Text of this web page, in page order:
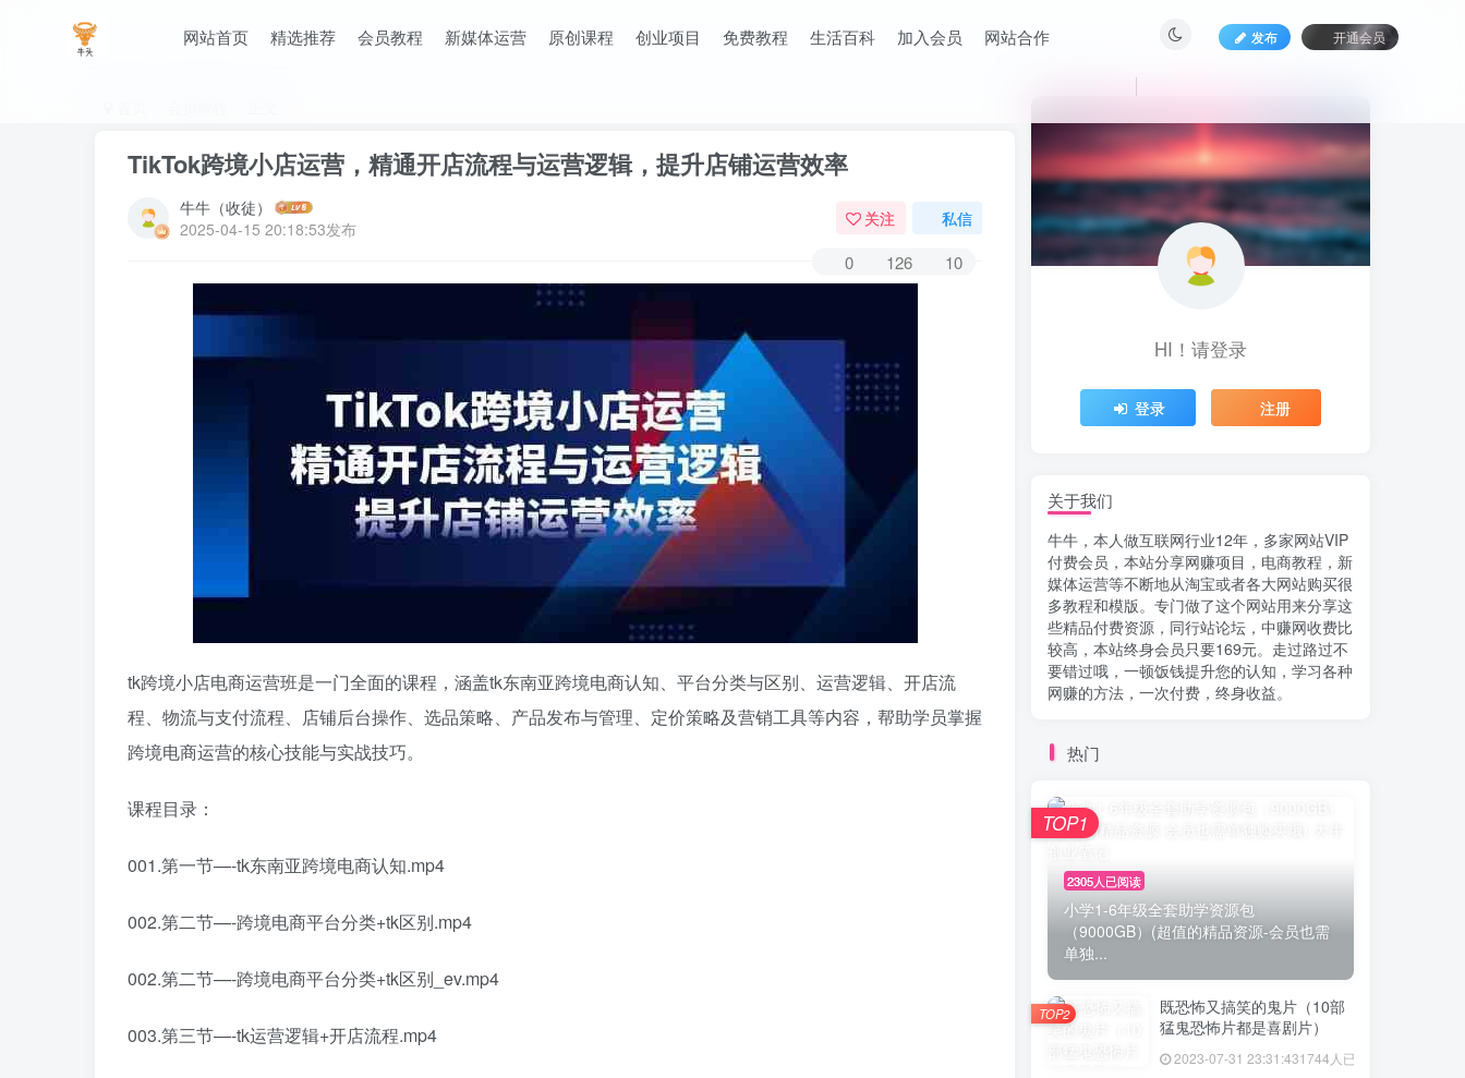
网站首页 精选推荐 会员教程 新媒体运营 原创课程 创业项目 免费教程 生活百科 加入会员 网站合作 发布 开通会员
TikTok跨境小店运营，精通开店流程与运营逻辑，提升店铺运营效率
牛牛（收徒）
2025-04-15 20:18:53发布
关注 私信
0 126 10
tk跨境小店电商运营班是一门全面的课程，涵盖tk东南亚跨境电商认知、平台分类与区别、运营逻辑、开店流
程、物流与支付流程、店铺后台操作、选品策略、产品发布与管理、定价策略及营销工具等内容，帮助学员掌握
跨境电商运营的核心技能与实战技巧。
课程目录：
001.第一节—-tk东南亚跨境电商认知.mp4
002.第二节—-跨境电商平台分类+tk区别.mp4
002.第二节—-跨境电商平台分类+tk区别_ev.mp4
003.第三节—-tk运营逻辑+开店流程.mp4
HI！请登录
登录 注册
HI！请登录
登录 注册
关于我们
牛牛，本人做互联网行业12年，多家网站VIP
付费会员，本站分享网赚项目，电商教程，新
媒体运营等不断地从淘宝或者各大网站购买很
多教程和模版。专门做了这个网站用来分享这
些精品付费资源，同行站论坛，中赚网收费比
较高，本站终身会员只要169元。走过路过不
要错过哦，一顿饭钱提升您的认知，学习各种
网赚的方法，一次付费，终身收益。
热门
2305人已阅读
小学1-6年级全套助学资源包
（9000GB）(超值的精品资源-会员也需
单独...
TOP1
既恐怖又搞笑的鬼片（10部
猛鬼恐怖片都是喜剧片）
2023-07-31 23:31:431744人已阅读
TOP2